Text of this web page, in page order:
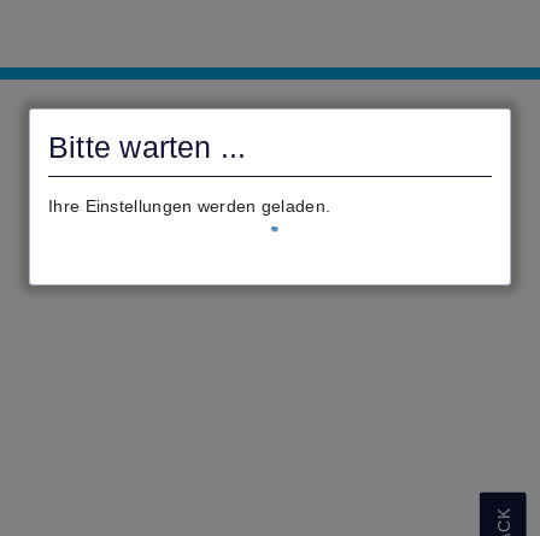
Bitte warten ...
Ihre Einstellungen werden geladen.
Lauterbach